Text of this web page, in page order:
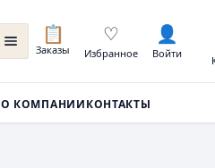
📋
Заказы
♡
Избранное
👤
Войти
О КОМПАНИИКОНТАКТЫ